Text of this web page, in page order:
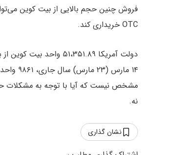
فروش چنین حجم بالایی از بیت کوین
OTC خریداری کند.
دولت آمریکا
۱۴ مارس (۲۳ مارس) سال جاری، ۹۸۶۱ واحد از این بیت کوین‌ها از طریق صرافی کوین بیس
مشخص نیست که آیا با توجه به مشکلات
نه.
نشان گذاری